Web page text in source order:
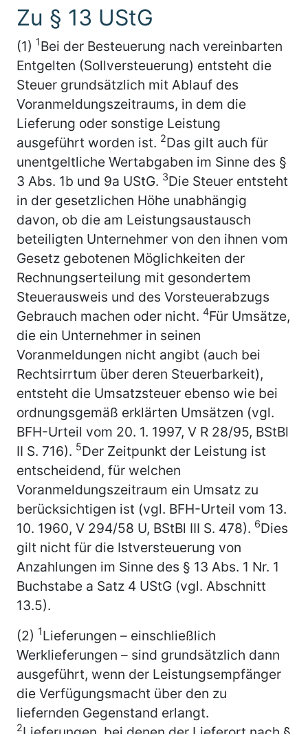
Zu § 13 UStG
(1) 1Bei der Besteuerung nach vereinbarten
Entgelten (Sollversteuerung) entsteht die
Steuer grundsätzlich mit Ablauf des
Voranmeldungszeitraums, in dem die
Lieferung oder sonstige Leistung
ausgeführt worden ist. 2Das gilt auch für
unentgeltliche Wertabgaben im Sinne des §
3 Abs. 1b und 9a UStG. 3Die Steuer entsteht
in der gesetzlichen Höhe unabhängig
davon, ob die am Leistungsaustausch
beteiligten Unternehmer von den ihnen vom
Gesetz gebotenen Möglichkeiten der
Rechnungserteilung mit gesondertem
Steuerausweis und des Vorsteuerabzugs
Gebrauch machen oder nicht. 4Für Umsätze,
die ein Unternehmer in seinen
Voranmeldungen nicht angibt (auch bei
Rechtsirrtum über deren Steuerbarkeit),
entsteht die Umsatzsteuer ebenso wie bei
ordnungsgemäß erklärten Umsätzen (vgl.
BFH-Urteil vom 20. 1. 1997, V R 28/95, BStBl
II S. 716). 5Der Zeitpunkt der Leistung ist
entscheidend, für welchen
Voranmeldungszeitraum ein Umsatz zu
berücksichtigen ist (vgl. BFH-Urteil vom 13.
10. 1960, V 294/58 U, BStBl III S. 478). 6Dies
gilt nicht für die Istversteuerung von
Anzahlungen im Sinne des § 13 Abs. 1 Nr. 1
Buchstabe a Satz 4 UStG (vgl. Abschnitt
13.5).
(2) 1Lieferungen – einschließlich
Werklieferungen – sind grundsätzlich dann
ausgeführt, wenn der Leistungsempfänger
die Verfügungsmacht über den zu
liefernden Gegenstand erlangt.
2